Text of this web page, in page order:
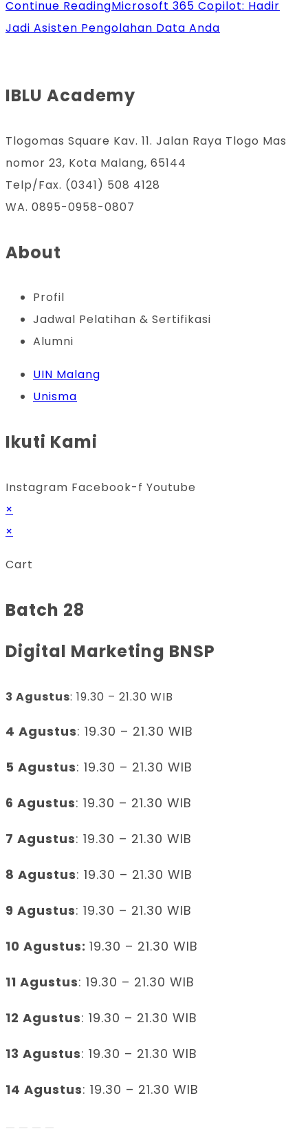
Continue ReadingMicrosoft 365 Copilot: Hadir
Jadi Asisten Pengolahan Data Anda
IBLU Academy
Tlogomas Square Kav. 11. Jalan Raya Tlogo Mas
nomor 23, Kota Malang, 65144
Telp/Fax. (0341) 508 4128
WA. 0895-0958-0807
About
Profil
Jadwal Pelatihan & Sertifikasi
Alumni
UIN Malang
Unisma
Ikuti Kami
Instagram Facebook-f Youtube
×
×
Cart
Batch 28
Digital Marketing BNSP
3 Agustus: 19.30 – 21.30 WIB
4 Agustus: 19.30 – 21.30 WIB
5 Agustus: 19.30 – 21.30 WIB
6 Agustus: 19.30 – 21.30 WIB
7 Agustus: 19.30 – 21.30 WIB
8 Agustus: 19.30 – 21.30 WIB
9 Agustus: 19.30 – 21.30 WIB
10 Agustus: 19.30 – 21.30 WIB
11 Agustus: 19.30 – 21.30 WIB
12 Agustus: 19.30 – 21.30 WIB
13 Agustus: 19.30 – 21.30 WIB
14 Agustus: 19.30 – 21.30 WIB